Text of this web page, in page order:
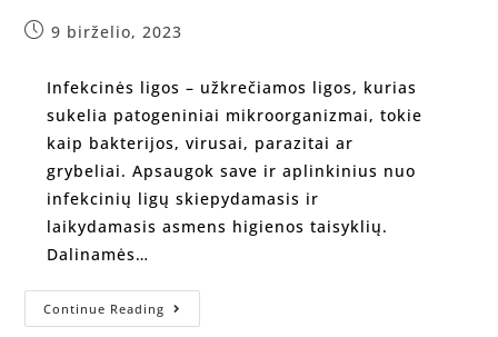
9 birželio, 2023
Infekcinės ligos – užkrečiamos ligos, kurias
sukelia patogeniniai mikroorganizmai, tokie
kaip bakterijos, virusai, parazitai ar
grybeliai. Apsaugok save ir aplinkinius nuo
infekcinių ligų skiepydamasis ir
laikydamasis asmens higienos taisyklių.
Dalinamės…
Continue Reading